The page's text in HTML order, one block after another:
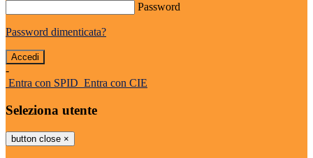
Password
Password dimenticata?
-
Entra con SPID Entra con CIE
Seleziona utente
button close ×